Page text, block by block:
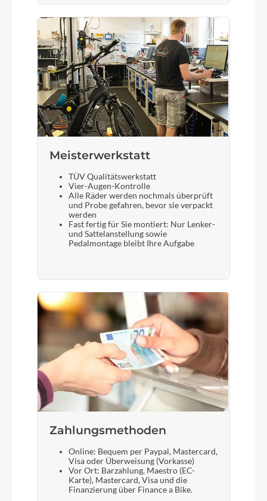
Meisterwerkstatt
TÜV Qualitätswerkstatt
Vier-Augen-Kontrolle
Alle Räder werden nochmals überprüft
und Probe gefahren, bevor sie verpackt
werden
Fast fertig für Sie montiert: Nur Lenker-
und Sattelanstellung sowie
Pedalmontage bleibt Ihre Aufgabe
Zahlungsmethoden
Online: Bequem per Paypal, Mastercard,
Visa oder Überweisung (Vorkasse)
Vor Ort: Barzahlung, Maestro (EC-
Karte), Mastercard, Visa und die
Finanzierung über Finance a Bike.